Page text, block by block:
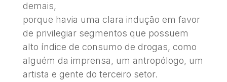
demais,
porque havia uma clara indução em favor
de privilegiar segmentos que possuem
alto índice de consumo de drogas, como
alguém da imprensa, um antropólogo, um
artista e gente do terceiro setor.